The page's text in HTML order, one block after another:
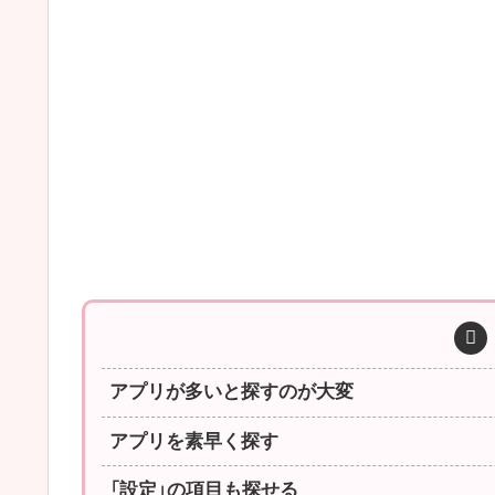
アプリが多いと探すのが大変
アプリを素早く探す
「設定」の項目も探せる